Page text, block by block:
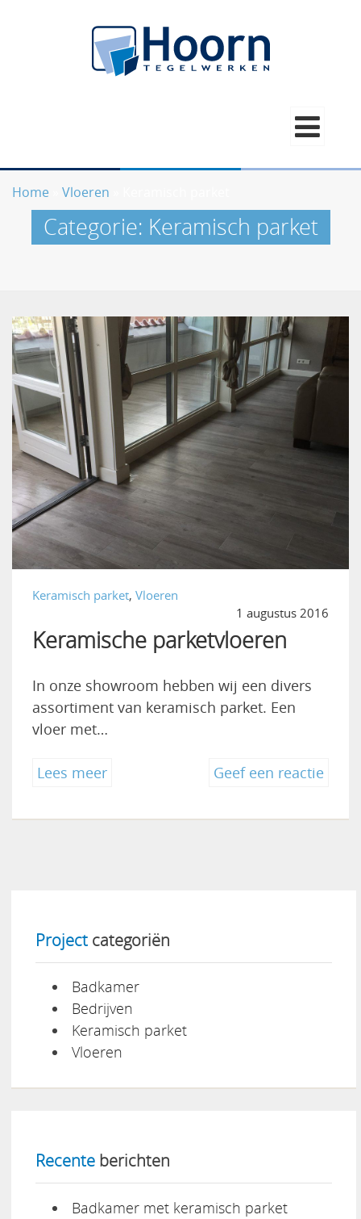
Home Vloeren
Categorie: Keramisch parket
Keramisch parket, Vloeren
1 augustus 2016
Keramische parketvloeren
In onze showroom hebben wij een divers
assortiment van keramisch parket. Een
vloer met…
Lees meer"Keramische
Geef een reactieon
Projectcategoriën
Badkamer
Bedrijven
Keramisch parket
Vloeren
Recenteberichten
Badkamer met keramisch parket